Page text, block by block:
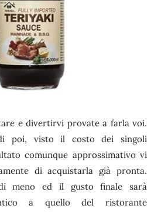
e divertirvi provate a farla voi.
poi, visto il costo dei singoli
comunque approssimativo vi
di acquistarla già pronta.
meno ed il gusto finale sarà
a quello del ristorante